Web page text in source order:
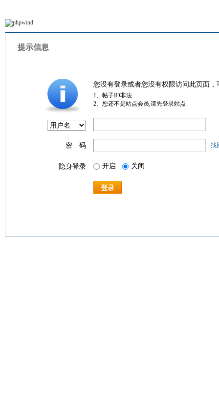
提示信息
您没有登录或者您没有权限访问此页面
1、帖子ID非法
2、您还不是站点会员,请先登录站点
密 码 找
隐身登录 开启 关闭
登录